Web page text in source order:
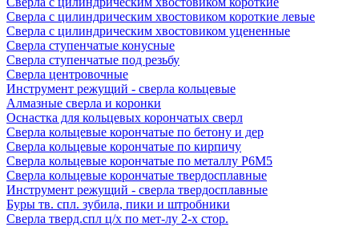
Сверла с цилиндрическим хвостовиком короткие левые
Сверла с цилиндрическим хвостовиком уцененные
Сверла ступенчатые конусные
Сверла ступенчатые под резьбу
Сверла центровочные
Инструмент режущий - сверла кольцевые
Алмазные сверла и коронки
Оснастка для кольцевых корончатых сверл
Сверла кольцевые корончатые по бетону и дер
Сверла кольцевые корончатые по кирпичу
Сверла кольцевые корончатые по металлу Р6М5
Сверла кольцевые корончатые твердосплавные
Инструмент режущий - сверла твердосплавные
Буры тв. спл. зубила, пики и штробники
Сверла тверд.спл ц/х по мет-лу 2-х стор.